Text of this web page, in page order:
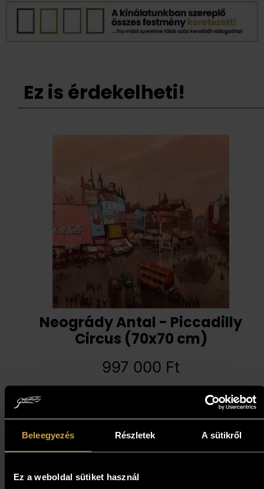
Beleegyezés Részletek A sütikről
Ez a weboldal sütiket használ
Ez is érdekelheti!
Neogrády Antal - Piccadilly
Circus (70x70 cm)
997 000 Ft